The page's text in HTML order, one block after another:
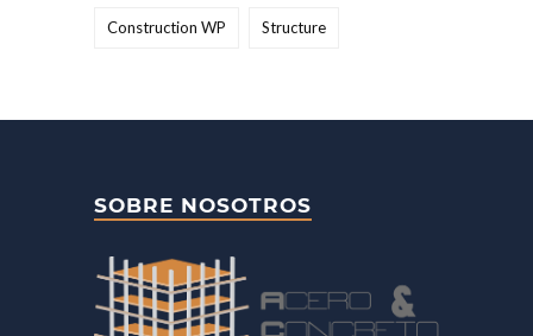
Construction WP Structure
SOBRE NOSOTROS